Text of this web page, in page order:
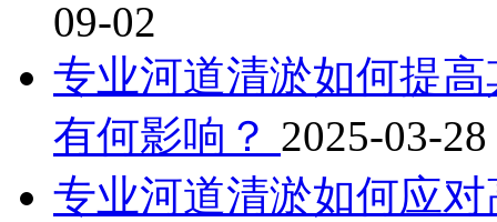
09-02
专业河道清淤如何提
有何影响？ 2025-03-28
专业河道清淤如何应